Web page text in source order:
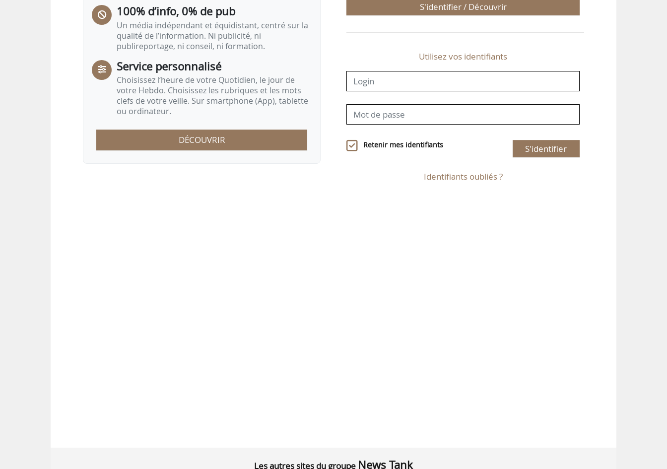
100% d’info, 0% de pub
Un média indépendant et équidistant, centré sur la
qualité de l’information. Ni publicité, ni
publireportage, ni conseil, ni formation.
Service personnalisé
Choisissez l‘heure de votre Quotidien, le jour de
votre Hebdo. Choisissez les rubriques et les mots
clefs de votre veille. Sur smartphone (App), tablette
ou ordinateur.
DÉCOUVRIR
S'identifier / Découvrir
Utilisez vos identifiants
Retenir mes identifiants S'identifier
Identifiants oubliés ?
Les autres sites du groupe News Tank